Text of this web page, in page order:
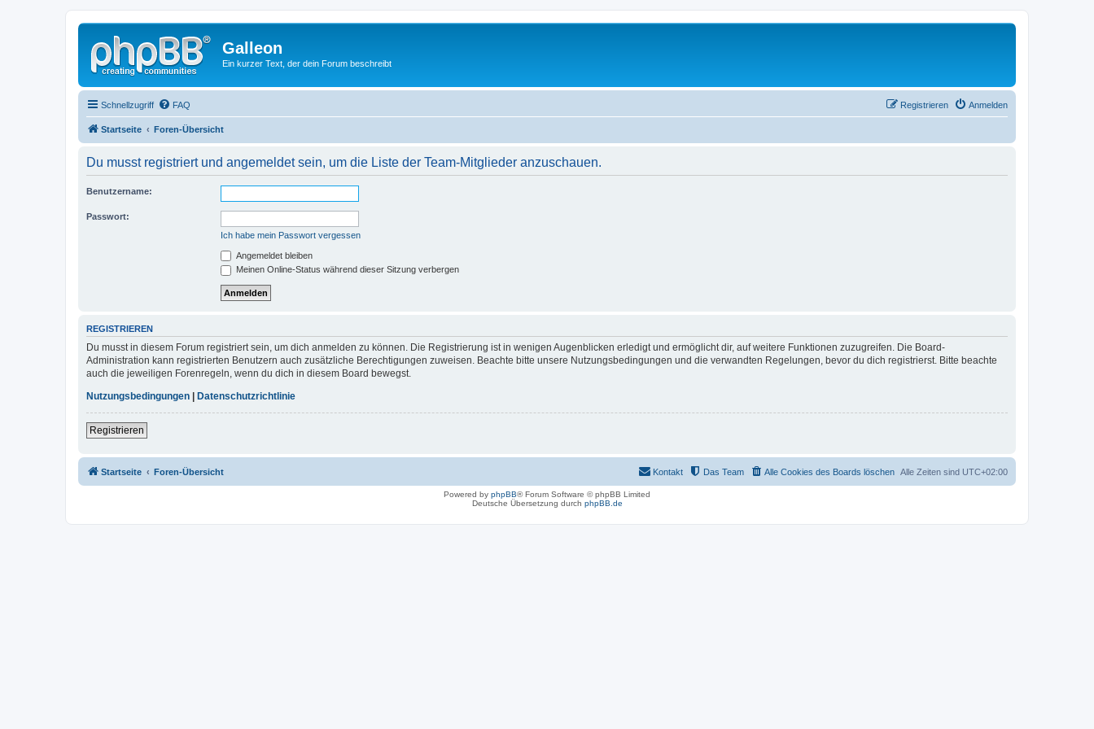
Galleon
Ein kurzer Text, der dein Forum beschreibt
Schnellzugriff FAQ Anmelden
Registrieren
Startseite Foren-Übersicht
Du musst registriert und angemeldet sein, um die Liste der Team-Mitglieder anzuschauen.
Benutzername:
Passwort:
Ich habe mein Passwort vergessen
Angemeldet bleiben
Meinen Online-Status während dieser Sitzung verbergen
REGISTRIEREN
Du musst in diesem Forum registriert sein, um dich anmelden zu können. Die Registrierung ist in wenigen Augenblicken erledigt und ermöglicht dir, auf weitere Funktionen zuzugreifen. Die Board-
Administration kann registrierten Benutzern auch zusätzliche Berechtigungen zuweisen. Beachte bitte unsere Nutzungsbedingungen und die verwandten Regelungen, bevor du dich registrierst. Bitte beachte
auch die jeweiligen Forenregeln, wenn du dich in diesem Board bewegst.
Nutzungsbedingungen
Datenschutzrichtlinie
Registrieren
Startseite Foren-Übersicht Alle Zeiten sind UTC+02:00
Alle Cookies des Boards löschen
Das Team
Kontakt
Powered by phpBB® Forum Software © phpBB Limited
Deutsche Übersetzung durch phpBB.de